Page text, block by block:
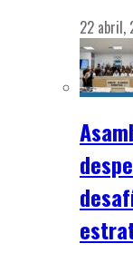
22 abril,